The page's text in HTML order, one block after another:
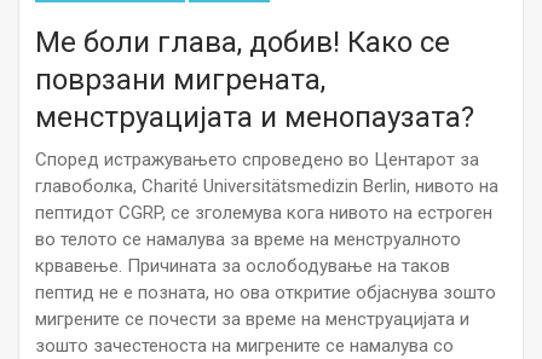
Ме боли глава, добив! Како се
поврзани мигрената,
менструацијата и менопаузата?
Според истражувањето спроведено во Центарот за
главоболка, Charité Universitätsmedizin Berlin, нивото на
пептидот CGRP, се зголемува кога нивото на естроген
во телото се намалува за време на менструалното
крвавење. Причината за ослободување на таков
пептид не е позната, но ова откритие објаснува зошто
мигрените се почести за време на менструацијата и
зошто зачестеноста на мигрените се намалува со